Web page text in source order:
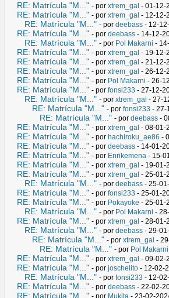
RE: Matrícula "M..." - por xtrem_gal - 01-12-
RE: Matrícula "M..." - por xtrem_gal - 12-12-
RE: Matrícula "M..." - por deebass - 12-
RE: Matrícula "M..." - por deebass - 14-12-
RE: Matrícula "M..." - por Pol Makarni -
RE: Matrícula "M..." - por xtrem_gal - 19-12-
RE: Matrícula "M..." - por xtrem_gal - 21-12-
RE: Matrícula "M..." - por xtrem_gal - 26-12-
RE: Matrícula "M..." - por Pol Makarni - 26-
RE: Matrícula "M..." - por fonsi233 - 27-12-
RE: Matrícula "M..." - por xtrem_gal - 27-
RE: Matrícula "M..." - por fonsi233 - 27-
RE: Matrícula "M..." - por deebass -
RE: Matrícula "M..." - por xtrem_gal - 08-01-
RE: Matrícula "M..." - por hachiroku_ae86 -
RE: Matrícula "M..." - por deebass - 14-01-
RE: Matrícula "M..." - por Enrikemena - 15-
RE: Matrícula "M..." - por xtrem_gal - 19-01-
RE: Matrícula "M..." - por xtrem_gal - 25-01-
RE: Matrícula "M..." - por deebass - 25-
RE: Matrícula "M..." - por fonsi233 - 25-01-
RE: Matrícula "M..." - por Pokayoke - 25-01-
RE: Matrícula "M..." - por Pol Makarni -
RE: Matrícula "M..." - por xtrem_gal - 28-01-
RE: Matrícula "M..." - por deebass - 29-
RE: Matrícula "M..." - por xtrem_gal -
RE: Matrícula "M..." - por Pol Makarni
RE: Matrícula "M..." - por xtrem_gal - 09-02-
RE: Matrícula "M..." - por joschelito - 12-02-
RE: Matrícula "M..." - por fonsi233 - 12-
RE: Matrícula "M..." - por deebass - 22-02-
RE: Matrícula "M..." - por Mukita - 23-02-